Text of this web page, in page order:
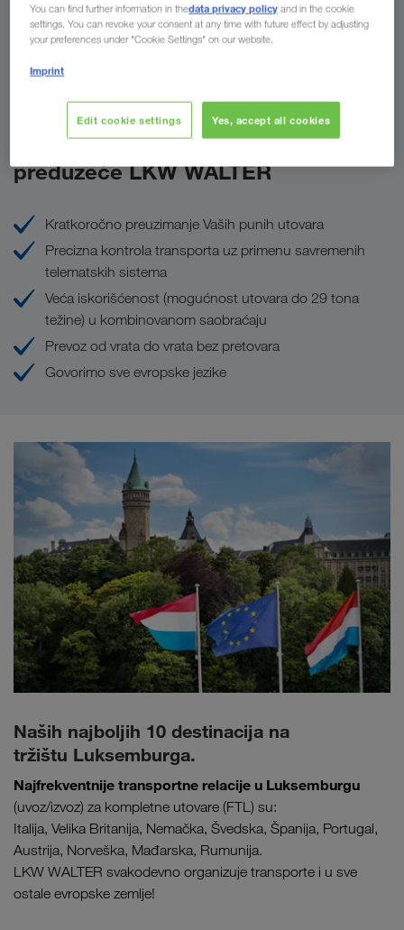
Pošaljite nam sada Vaš upit
Prednosti koje Vam pruža
preduzeće LKW WALTER
Kratkoročno preuzimanje Vaših punih utovara
Precizna kontrola transporta uz primenu savremenih
telematskih sistema
Veća iskorišćenost (mogućnost utovara do 29 tona
težine) u kombinovanom saobraćaju
Prevoz od vrata do vrata bez pretovara
Govorimo sve evropske jezike
Naših najboljih 10 destinacija na
tržištu Luksemburga.
Najfrekventnije transportne relacije u Luksemburgu
(uvoz/izvoz) za kompletne utovare (FTL) su:
Italija, Velika Britanija, Nemačka, Švedska, Španija, Portugal,
Austrija, Norveška, Mađarska, Rumunija.
LKW WALTER svakodevno organizuje transporte i u sve
ostale evropske zemlje!
You can find further information in thedata privacy policy and in the cookie
settings. You can revoke your consent at any time with future effect by adjusting
your preferences under "Cookie Settings" on our website.
Imprint
Edit cookie settings Yes, accept all cookies